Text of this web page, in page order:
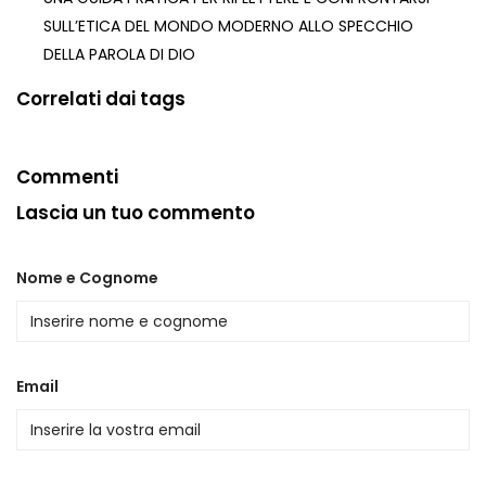
SULL’ETICA DEL MONDO MODERNO ALLO SPECCHIO
DELLA PAROLA DI DIO
Correlati dai tags
Commenti
Lascia un tuo commento
Nome e Cognome
Email